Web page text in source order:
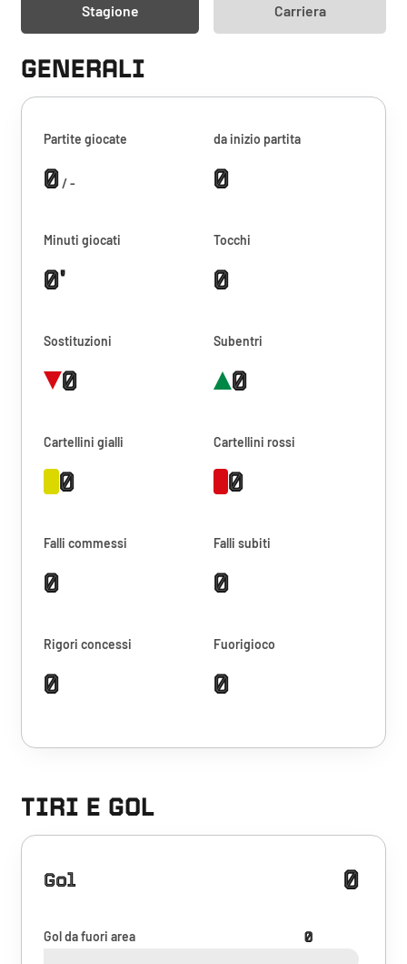
Stagione Carriera
GENERALI
Partite giocate
0/ -
da inizio partita
0
Minuti giocati
0'
Tocchi
0
Sostituzioni
0
Subentri
0
Cartellini gialli
0
Cartellini rossi
0
Falli commessi
0
Falli subiti
0
Rigori concessi
0
Fuorigioco
0
TIRI E GOL
Gol 0
Gol da fuori area 0